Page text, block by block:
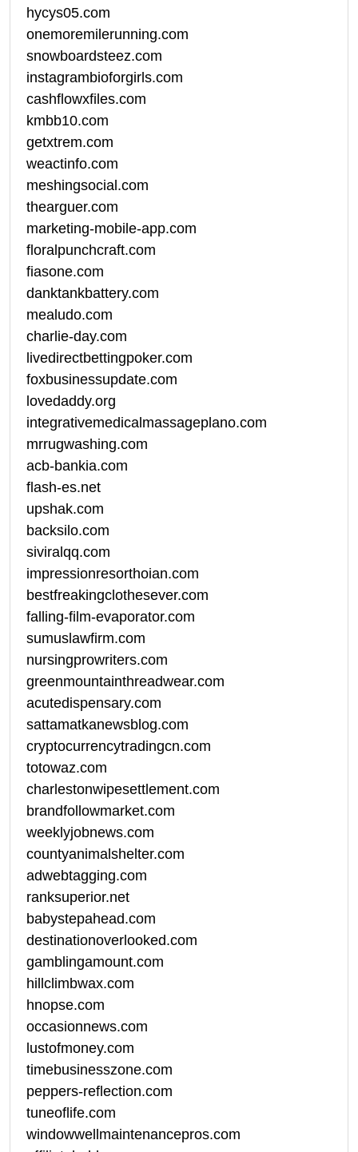
hycys05.com
onemoremilerunning.com
snowboardsteez.com
instagrambioforgirls.com
cashflowxfiles.com
kmbb10.com
getxtrem.com
weactinfo.com
meshingsocial.com
thearguer.com
marketing-mobile-app.com
floralpunchcraft.com
fiasone.com
danktankbattery.com
mealudo.com
charlie-day.com
livedirectbettingpoker.com
foxbusinessupdate.com
lovedaddy.org
integrativemedicalmassageplano.com
mrrugwashing.com
acb-bankia.com
flash-es.net
upshak.com
backsilo.com
siviralqq.com
impressionresorthoian.com
bestfreakingclothesever.com
falling-film-evaporator.com
sumuslawfirm.com
nursingprowriters.com
greenmountainthreadwear.com
acutedispensary.com
sattamatkanewsblog.com
cryptocurrencytradingcn.com
totowaz.com
charlestonwipesettlement.com
brandfollowmarket.com
weeklyjobnews.com
countyanimalshelter.com
adwebtagging.com
ranksuperior.net
babystepahead.com
destinationoverlooked.com
gamblingamount.com
hillclimbwax.com
hnopse.com
occasionnews.com
lustofmoney.com
timebusinesszone.com
peppers-reflection.com
tuneoflife.com
windowwellmaintenancepros.com